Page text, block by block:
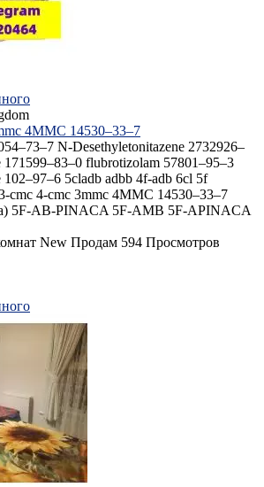
4MMC 14530–33–7
N-Desethyletonitazene 2732926–
flubrotizolam 57801–95–3
5cladb adbb 4f-adb 6cl 5f
cmc 4-cmc 3mmc 4MMC 14530–33–7
5F-AB-PINACA 5F-AMB 5F-APINACA
New Продам 594 Просмотров